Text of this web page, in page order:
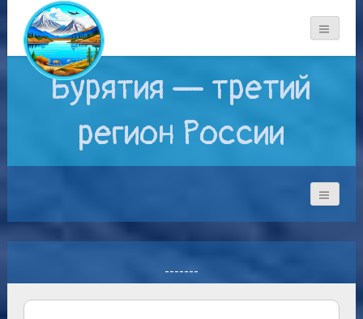
Бурятия — третий
регион России
-------